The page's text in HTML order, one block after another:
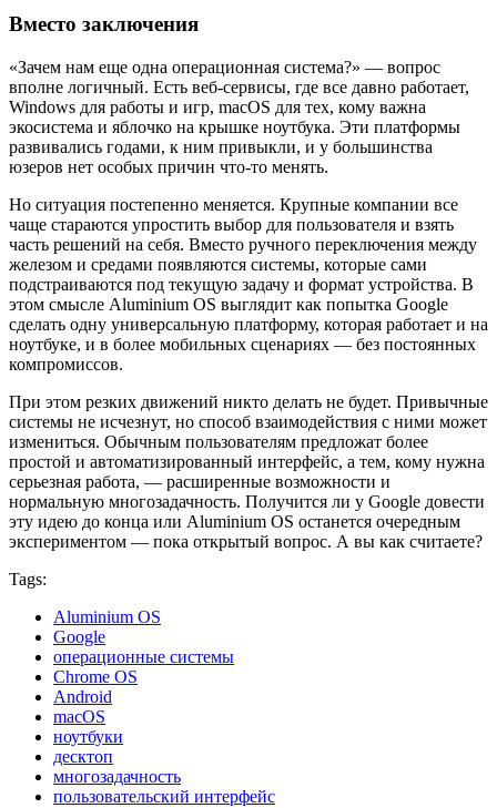
Вместо заключения
«Зачем нам еще одна операционная система?» — вопрос
вполне логичный. Есть веб-сервисы, где все давно работает,
Windows для работы и игр, macOS для тех, кому важна
экосистема и яблочко на крышке ноутбука. Эти платформы
развивались годами, к ним привыкли, и у большинства
юзеров нет особых причин что-то менять.
Но ситуация постепенно меняется. Крупные компании все
чаще стараются упростить выбор для пользователя и взять
часть решений на себя. Вместо ручного переключения между
железом и средами появляются системы, которые сами
подстраиваются под текущую задачу и формат устройства. В
этом смысле Aluminium OS выглядит как попытка Google
сделать одну универсальную платформу, которая работает и на
ноутбуке, и в более мобильных сценариях — без постоянных
компромиссов.
При этом резких движений никто делать не будет. Привычные
системы не исчезнут, но способ взаимодействия с ними может
измениться. Обычным пользователям предложат более
простой и автоматизированный интерфейс, а тем, кому нужна
серьезная работа, — расширенные возможности и
нормальную многозадачность. Получится ли у Google довести
эту идею до конца или Aluminium OS останется очередным
экспериментом — пока открытый вопрос. А вы как считаете?
Tags:
Aluminium OS
Google
операционные системы
Chrome OS
Android
macOS
ноутбуки
десктоп
многозадачность
пользовательский интерфейс